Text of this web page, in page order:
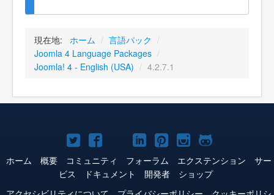
現在地: ホーム / 言語パック /
Joomla 4 Language Packages /
Joomla! 4 - English (USA) / 4.2.7.1
Joomla!
Twitter
Joomla!
Facebook
Joomla!
YouTube
Joomla!
LinkedIn
Joomla!
Pinterest
Joomla!
Instagram
Joomla!
GitHub
ホーム 概要 コミュニティ フォーラム エクステンション
サー
ビス
ドキュメント 開発者
ショップ